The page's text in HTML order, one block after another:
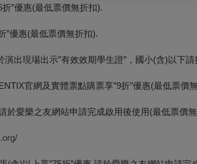
”優惠(最低票價無折扣).
”優惠(最低票價無折扣).
演出現場出示”有效效期學生證”，國小(含)以下
官網及實體票點購票享”9折”優惠(最低票價
於愛樂之友網站申請完成啟用後使用(最低票價